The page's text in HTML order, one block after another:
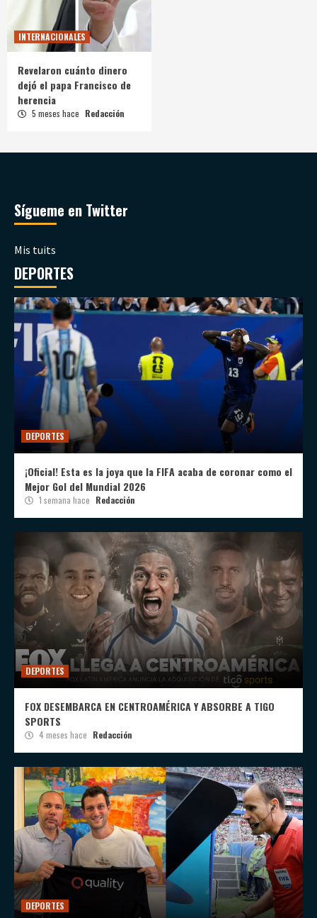
INTERNACIONALES
Revelaron cuánto dinero
dejó el papa Francisco de
herencia
5 meses hace Redacción
Sígueme en Twitter
Mis tuits
DEPORTES
DEPORTES
¡Oficial! Esta es la joya que la FIFA acaba de coronar como el
Mejor Gol del Mundial 2026
1 semana hace Redacción
DEPORTES
FOX DESEMBARCA EN CENTROAMÉRICA Y ABSORBE A TIGO
SPORTS
4 meses hace Redacción
DEPORTES